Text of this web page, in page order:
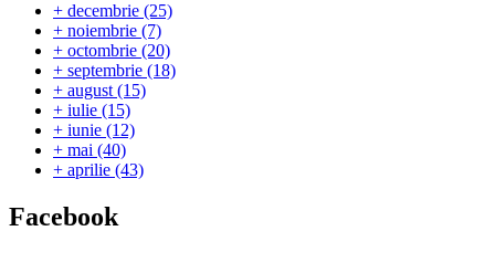
+ decembrie (25)
+ noiembrie (7)
+ octombrie (20)
+ septembrie (18)
+ august (15)
+ iulie (15)
+ iunie (12)
+ mai (40)
+ aprilie (43)
Facebook